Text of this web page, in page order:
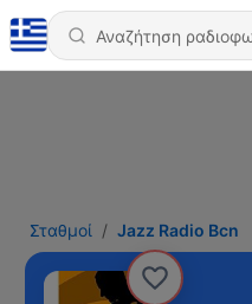
Σταθμοί Jazz Radio Bcn